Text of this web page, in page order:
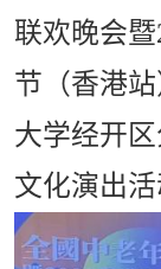
联欢晚会
节（香港
大学经开
文化演出